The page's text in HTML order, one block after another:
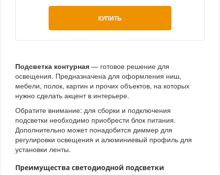
КУПИТЬ
Подсветка контурная — готовое решение для
освещения. Предназначена для оформления ниш,
мебели, полок, картин и прочих объектов, на которых
нужно сделать акцент в интерьере.
Обратите внимание: для сборки и подключения
подсветки необходимо приобрести блок питания.
Дополнительно может понадобится диммер для
регулировки освещения и алюминиевый профиль для
установки ленты.
Преимущества светодиодной подсветки